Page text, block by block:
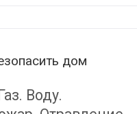
дом
Воду.